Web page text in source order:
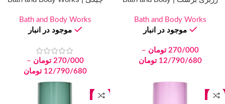
Bath and Body Works
موجود در انبار
270/000 تومان –
12/790/680 تومان
Bath and Body Works
موجود در انبار
270/000 تومان –
12/790/680 تومان
جدید جدید